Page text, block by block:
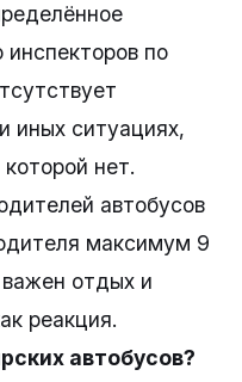
по
иных ситуациях,
нет.
автобусов
максимум 9
отдых и
реакция.
автобусов?